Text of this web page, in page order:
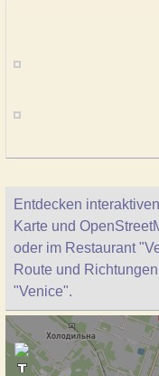
Entdecken
Karte und
oder im Restaurant
Route und
"Venice".